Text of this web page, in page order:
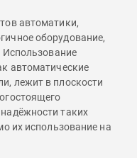
автоматики,
оборудование,
Использование
автоматические
лежит в плоскости
таких
их использование на